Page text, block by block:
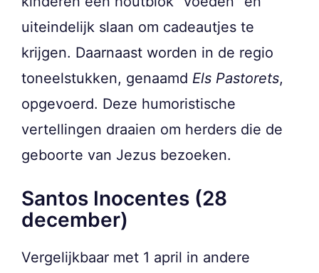
uiteindelijk slaan om cadeautjes te
krijgen. Daarnaast worden in de regio
toneelstukken, genaamd Els Pastorets,
opgevoerd. Deze humoristische
vertellingen draaien om herders die de
geboorte van Jezus bezoeken.
Santos Inocentes (28
december)
Vergelijkbaar met 1 april in andere